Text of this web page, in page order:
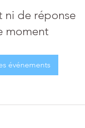
ni de réponse
moment
événements